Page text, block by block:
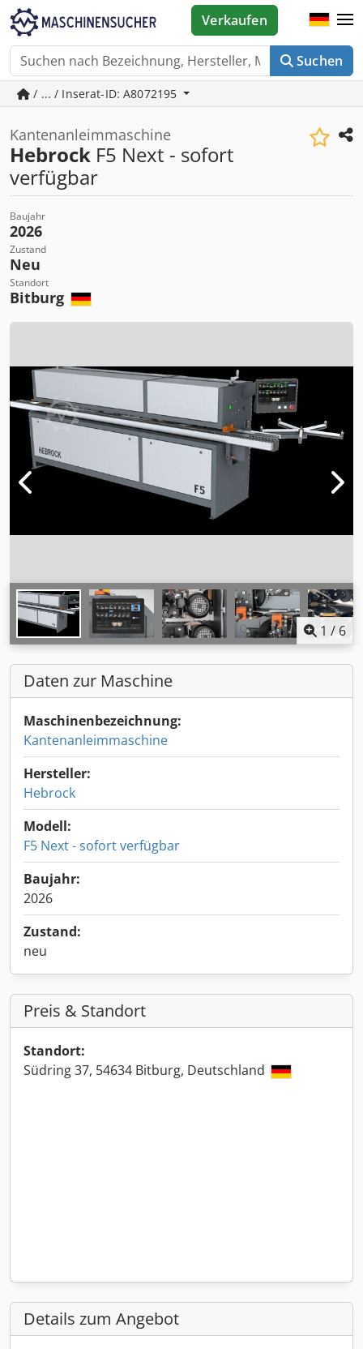
Suchen
Verkaufen
/ ... / Inserat-ID: A8072195
Kantenanleimmaschine
Hebrock F5 Next - sofort
verfügbar
Baujahr
2026
Zustand
Neu
Standort
Bitburg
1 /6
Daten zur Maschine
Maschinenbezeichnung:
Kantenanleimmaschine
Hersteller:
Hebrock
Modell:
F5 Next - sofort verfügbar
Baujahr:
2026
Zustand:
neu
Preis & Standort
Standort:
Südring 37, 54634 Bitburg, Deutschland
Details zum Angebot